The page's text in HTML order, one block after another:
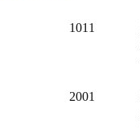
1011
2001